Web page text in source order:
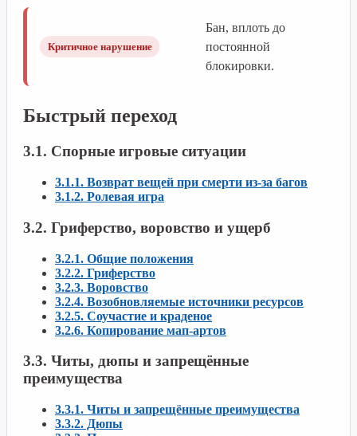
Критичное нарушение
Бан, вплоть до
постоянной
блокировки.
Быстрый переход
3.1. Спорные игровые ситуации
3.1.1. Возврат вещей при смерти из-за багов
3.1.2. Ролевая игра
3.2. Гриферство, воровство и ущерб
3.2.1. Общие положения
3.2.2. Гриферство
3.2.3. Воровство
3.2.4. Возобновляемые источники ресурсов
3.2.5. Соучастие и краденое
3.2.6. Копирование мап-артов
3.3. Читы, дюпы и запрещённые
преимущества
3.3.1. Читы и запрещённые преимущества
3.3.2. Дюпы